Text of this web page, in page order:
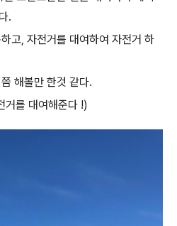
.
고, 자전거를 대여하여 자전거 하
해볼만 한것 같다.
거를 대여해준다 !)